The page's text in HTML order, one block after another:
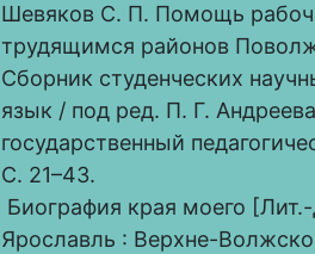
Шевяков С. П. Помощь
трудящимся районов
Сборник студенческих
язык / под ред. П. Г.
государственный
С. 21–43.
Биография края моего
Ярославль : Верхне-